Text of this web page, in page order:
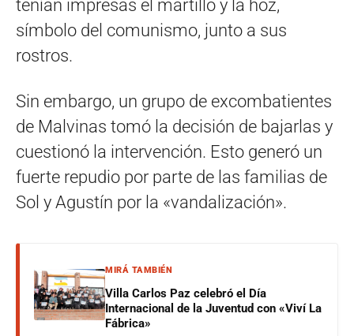
tenían impresas el martillo y la hoz,
símbolo del comunismo, junto a sus
rostros.
Sin embargo, un grupo de excombatientes
de Malvinas tomó la decisión de bajarlas y
cuestionó la intervención. Esto generó un
fuerte repudio por parte de las familias de
Sol y Agustín por la «vandalización».
MIRÁ TAMBIÉN
Villa Carlos Paz celebró el Día
Internacional de la Juventud con «Viví La
Fábrica»